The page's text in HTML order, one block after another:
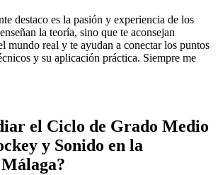
destaco es la pasión y experiencia de los
la teoría, sino que te aconsejan
mundo real y te ayudan a conectar los puntos
y su aplicación práctica. Siempre me
el Ciclo de Grado Medio
y Sonido en la